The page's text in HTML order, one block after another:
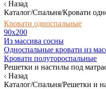
Назад
Каталог/Спальня/Кровати
Кровати односпальные
90х200
Из массива сосны
Односпальные кровати из
Кровати полутороспальные
Решетки и настилы под
Назад
Каталог/Спальня/Решетки и